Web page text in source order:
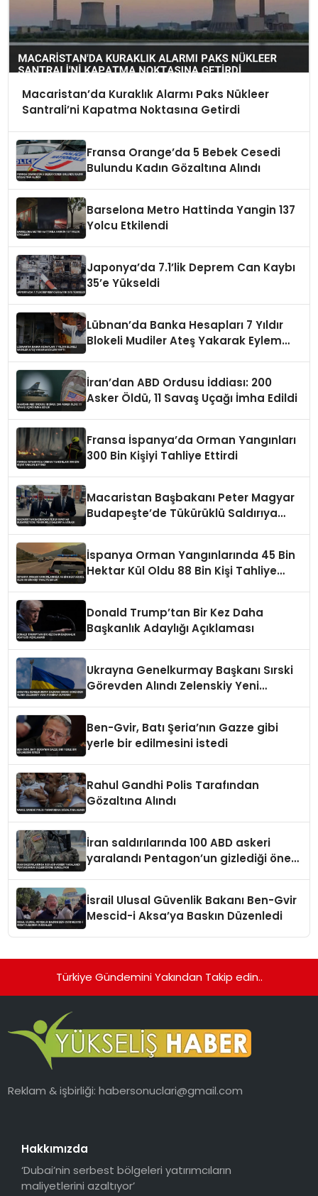
Macaristan’da Kuraklık Alarmı Paks Nükleer
Santrali’ni Kapatma Noktasına Getirdi
Fransa Orange’da 5 Bebek Cesedi
Bulundu Kadın Gözaltına Alındı
Barselona Metro Hattinda Yangin 137
Yolcu Etkilendi
Japonya’da 7.1’lik Deprem Can Kaybı
35’e Yükseldi
Lübnan’da Banka Hesapları 7 Yıldır
Blokeli Mudiler Ateş Yakarak Eylem
İran’dan ABD Ordusu İddiası: 200
Asker Öldü, 11 Savaş Uçağı İmha Edildi
Fransa İspanya’da Orman Yangınları
300 Bin Kişiyi Tahliye Ettirdi
Macaristan Başbakanı Peter Magyar
Budapeşte’de Tükürüklü Saldırıya
İspanya Orman Yangınlarında 45 Bin
Hektar Kül Oldu 88 Bin Kişi Tahliye
Donald Trump’tan Bir Kez Daha
Başkanlık Adaylığı Açıklaması
Ukrayna Genelkurmay Başkanı Sırski
Görevden Alındı Zelenskiy Yeni
Ben-Gvir, Batı Şeria’nın Gazze gibi
yerle bir edilmesini istedi
Rahul Gandhi Polis Tarafından
Gözaltına Alındı
İran saldırılarında 100 ABD askeri
yaralandı Pentagon’un gizlediği öne
İsrail Ulusal Güvenlik Bakanı Ben-Gvir
Mescid-i Aksa’ya Baskın Düzenledi
Türkiye Gündemini Yakından Takip edin..
Reklam & işbirliği:habersonuclari@gmail.com
Hakkımızda
‘Dubai’nin serbest bölgeleri yatırımcıların
maliyetlerini azaltıyor’